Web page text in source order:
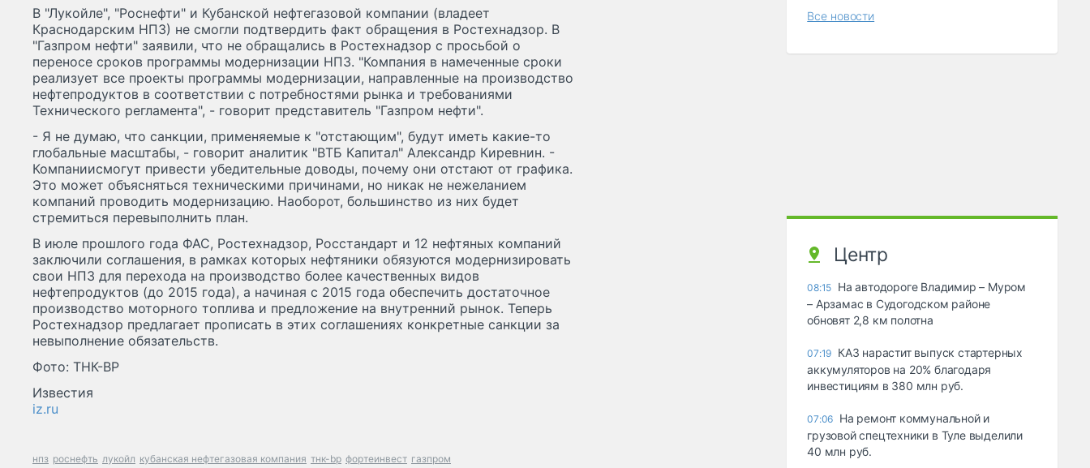
В "Лукойле", "Роснефти" и Кубанской нефтегазовой компании (владеет
Краснодарским НПЗ) не смогли подтвердить факт обращения в Ростехнадзор. В
"Газпром нефти" заявили, что не обращались в Ростехнадзор с просьбой о
переносе сроков программы модернизации НПЗ. "Компания в намеченные сроки
реализует все проекты программы модернизации, направленные на производство
нефтепродуктов в соответствии с потребностями рынка и требованиями
Технического регламента", - говорит представитель "Газпром нефти".
- Я не думаю, что санкции, применяемые к "отстающим", будут иметь какие-то
глобальные масштабы, - говорит аналитик "ВТБ Капитал" Александр Киревнин. -
Компаниисмогут привести убедительные доводы, почему они отстают от графика.
Это может объясняться техническими причинами, но никак не нежеланием
компаний проводить модернизацию. Наоборот, большинство из них будет
стремиться перевыполнить план.
В июле прошлого года ФАС, Ростехнадзор, Росстандарт и 12 нефтяных компаний
заключили соглашения, в рамках которых нефтяники обязуются модернизировать
свои НПЗ для перехода на производство более качественных видов
нефтепродуктов (до 2015 года), а начиная с 2015 года обеспечить достаточное
производство моторного топлива и предложение на внутренний рынок. Теперь
Ростехнадзор предлагает прописать в этих соглашениях конкретные санкции за
невыполнение обязательств.
Фото: ТНК-BP
Известия
iz.ru
нпз роснефть лукойл кубанская нефтегазовая компания тнк-bp фортеинвест газпром
Все новости
Центр
08:15 На автодороге Владимир – Муром
– Арзамас в Судогодском районе
обновят 2,8 км полотна
07:19 КАЗ нарастит выпуск стартерных
аккумуляторов на 20% благодаря
инвестициям в 380 млн руб.
07:06 На ремонт коммунальной и
грузовой спецтехники в Туле выделили
40 млн руб.